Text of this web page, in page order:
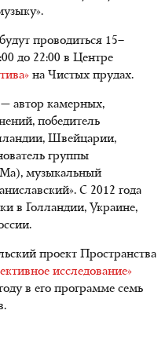
проводиться 15–
до 22:00 в Центре
на Чистых прудах.
автор камерных,
победитель
Швейцарии,
группы
музыкальный
С 2012 года
в Голландии, Украине,
проект Пространства
исследование»
в его программе семь